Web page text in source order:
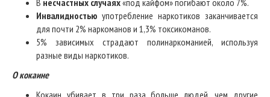
В несчастных случаях«под кайфом» погибают около 7%.
Инвалидностью употребление наркотиков заканчивается
для почти 2% наркоманов и 1,3% токсикоманов.
5% зависимых страдают полинаркоманией, используя
разные виды наркотиков.
О кокаине